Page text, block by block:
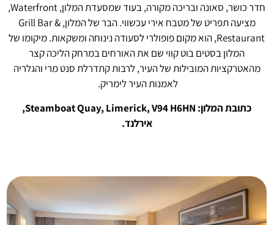
חדר כושר, סאונה ובריכה מקורה, בעוד שמסעדת המלון, Waterfront,
מציעה תפריט של מטבח אירי עכשווי. הבר של המלון, Grill Bar &
Restaurant, הוא מקום פופולרי לסעודה נינוחה ומשקאות. מיקומו של
המלון בסטים בוט קווי שם את האורחים במרחק הליכה קצר
מהאטרקציות המובילות של העיר, לרבות קתדרלת סנט מרי והגלריה
לאמנות העיר לימריק.
כתובת המלון: Steamboat Quay, Limerick, V94 H6HN,
אירלנד.